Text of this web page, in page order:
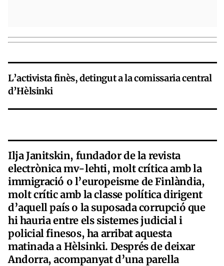
L’activista finès, detingut a la comissaria central
d’Hèlsinki
Ilja Janitskin, fundador de la revista
electrònica mv-lehti, molt crítica amb la
immigració o l’europeisme de Finlàndia,
molt crític amb la classe política dirigent
d’aquell país o la suposada corrupció que
hi hauria entre els sistemes judicial i
policial finesos, ha arribat aquesta
matinada a Hèlsinki. Després de deixar
Andorra, acompanyat d’una parella